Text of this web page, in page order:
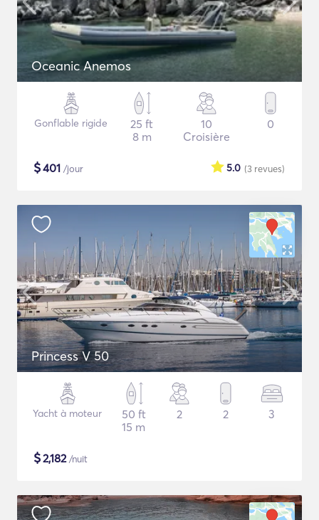
Oceanic Anemos
Gonflable rigide
25 ft
8 m
10
Croisière
0
$401 /jour (3 revues)
5.0
Princess V 50
Yacht à moteur
50 ft
15 m
2 2 3
$2,182/nuit